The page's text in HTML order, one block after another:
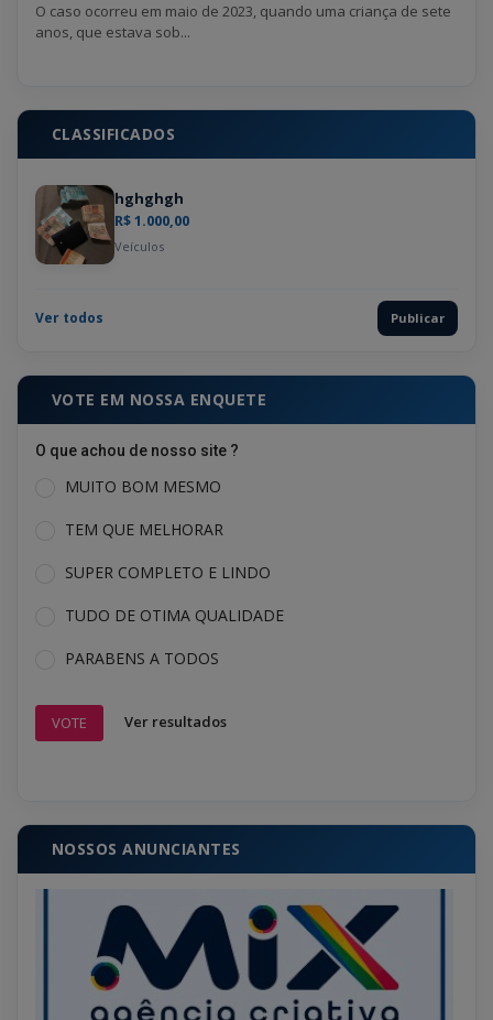
O caso ocorreu em maio de 2023, quando uma criança de sete
anos, que estava sob...
CLASSIFICADOS
hghghgh
R$ 1.000,00
Veículos
Ver todos Publicar
VOTE EM NOSSA ENQUETE
O que achou de nosso site ?
MUITO BOM MESMO
TEM QUE MELHORAR
SUPER COMPLETO E LINDO
TUDO DE OTIMA QUALIDADE
PARABENS A TODOS
VOTE Ver resultados
NOSSOS ANUNCIANTES